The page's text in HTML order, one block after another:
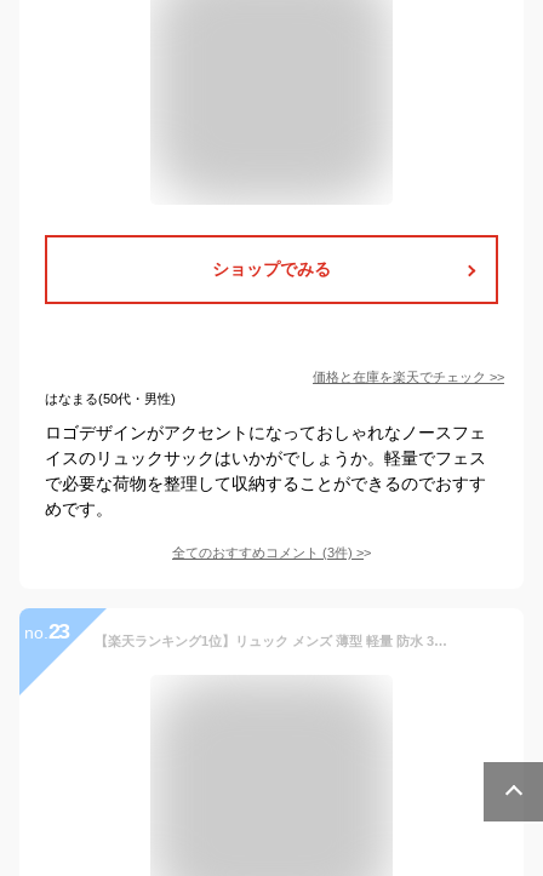
ショップでみる
価格と在庫を楽天でチェック >>
はなまる(50代・男性)
ロゴデザインがアクセントになっておしゃれなノースフェ
イスのリュックサックはいかがでしょうか。軽量でフェス
で必要な荷物を整理して収納することができるのでおすす
めです。
全てのおすすめコメント (3件) >
no. 23 【楽天ランキング1位】リュック メンズ 薄型 軽量 防水 3WAY A4 サイズ ノートPC 17インチ USB 通勤 通学 出張 旅行 収納 パソコン バックパック リュックサック ブラック 黒 PC 大容量 送料無料 ビジネスリュック ビジネスバッグ ギフト プレゼント クリスマス